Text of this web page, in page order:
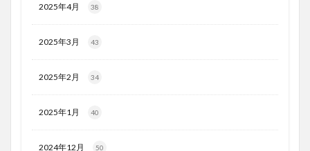
2025年4月 38
2025年3月 43
2025年2月 34
2025年1月 40
2024年12月 50